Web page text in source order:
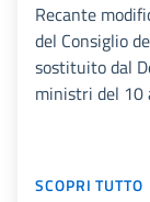
Recante
del Consiglio
sostituito dal
ministri del 10
SCOPRI TUTTO